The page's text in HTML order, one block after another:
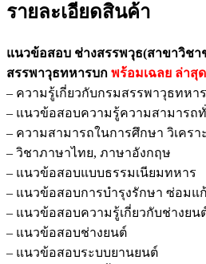
รายละเอียดสินค้า
แนวข้อสอบ ช่างสรรพวุธ(สาขาวิชา
สรรพาวุธทหารบก พร้อมเฉลย ล่าสุด
– ความรู้เกี่ยวกับกรมสรรพาวุธทหา
– แนวข้อสอบความรู้ความสามารถ
– ความสามารถในการศึกษา วิเครา
– วิชาภาษาไทย, ภาษาอังกฤษ
– แนวข้อสอบแบบธรรมเนียมทหาร
– แนวข้อสอบการบำรุงรักษา ซ่อมแ
– แนวข้อสอบความรู้เกี่ยวกับช่างยน
– แนวข้อสอบช่างยนต์
– แนวข้อสอบระบบยานยนต์